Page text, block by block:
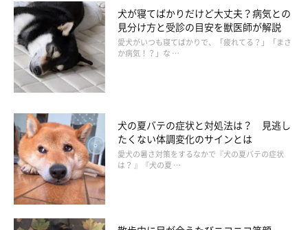
残です。おやつを入れたゴム製のおもちゃや、大きめのガムな
ど、時間をかけて食べるものを備蓄しておこうとする傾向があり
ます。
犬が寝てばかりだけど大丈夫？病気との
見分け方と受診の目安を獣医師が解説
愛犬がいつも寝てばかりで、「疲れてる？」「まさ
か病気！？」な …
犬の夏バテの症状と対処法は？ 見逃し
たくない体調変化のサインとは
愛犬の暑さ対策をするなかで『犬の夏バテの症状
は？ 』『犬の夏 …